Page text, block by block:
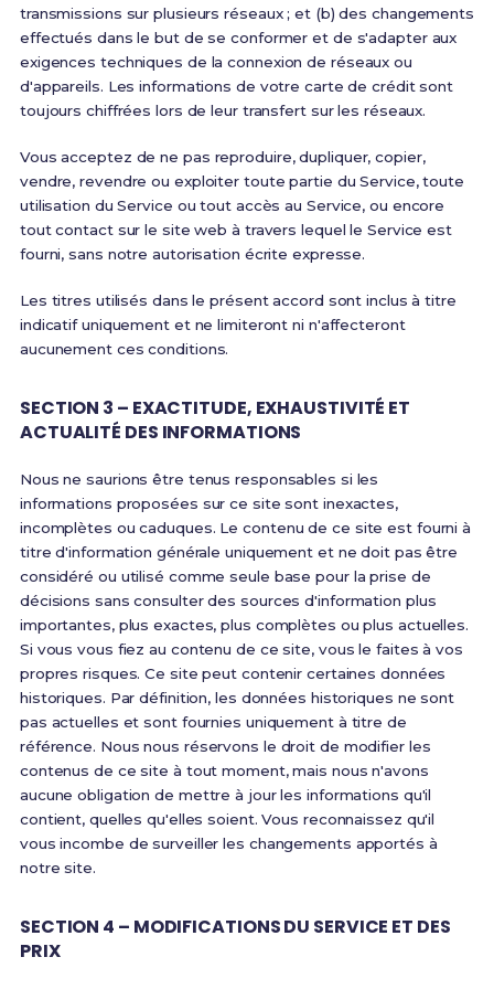
transmissions sur plusieurs réseaux ; et (b) des changements
effectués dans le but de se conformer et de s'adapter aux
exigences techniques de la connexion de réseaux ou
d'appareils. Les informations de votre carte de crédit sont
toujours chiffrées lors de leur transfert sur les réseaux.
Vous acceptez de ne pas reproduire, dupliquer, copier,
vendre, revendre ou exploiter toute partie du Service, toute
utilisation du Service ou tout accès au Service, ou encore
tout contact sur le site web à travers lequel le Service est
fourni, sans notre autorisation écrite expresse.
Les titres utilisés dans le présent accord sont inclus à titre
indicatif uniquement et ne limiteront ni n'affecteront
aucunement ces conditions.
SECTION 3 – EXACTITUDE, EXHAUSTIVITÉ ET
ACTUALITÉ DES INFORMATIONS
Nous ne saurions être tenus responsables si les
informations proposées sur ce site sont inexactes,
incomplètes ou caduques. Le contenu de ce site est fourni à
titre d'information générale uniquement et ne doit pas être
considéré ou utilisé comme seule base pour la prise de
décisions sans consulter des sources d'information plus
importantes, plus exactes, plus complètes ou plus actuelles.
Si vous vous fiez au contenu de ce site, vous le faites à vos
propres risques. Ce site peut contenir certaines données
historiques. Par définition, les données historiques ne sont
pas actuelles et sont fournies uniquement à titre de
référence. Nous nous réservons le droit de modifier les
contenus de ce site à tout moment, mais nous n'avons
aucune obligation de mettre à jour les informations qu'il
contient, quelles qu'elles soient. Vous reconnaissez qu'il
vous incombe de surveiller les changements apportés à
notre site.
SECTION 4 – MODIFICATIONS DU SERVICE ET DES
PRIX